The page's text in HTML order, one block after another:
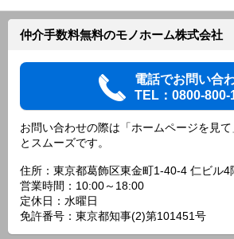
仲介手数料無料のモノホーム株式会社
電話でお問い合
TEL：0800-800-
お問い合わせの際は「ホームページを見て
とスムーズです。
住所：東京都葛飾区東金町1-40-4 仁ビル4
営業時間：10:00～18:00
定休日：水曜日
免許番号：東京都知事(2)第101451号